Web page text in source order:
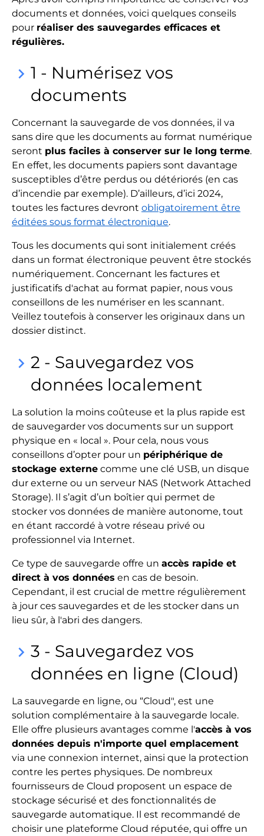
documents et données, voici quelques conseils
pour réaliser des sauvegardes efficaces et
régulières.
keyboard_arrow_right 1 - Numérisez vos
documents
Concernant la sauvegarde de vos données, il va
sans dire que les documents au format numérique
seront plus faciles à conserver sur le long terme.
En effet, les documents papiers sont davantage
susceptibles d’être perdus ou détériorés (en cas
d’incendie par exemple). D’ailleurs, d’ici 2024,
toutes les factures devront obligatoirement être
éditées sous format électronique.
Tous les documents qui sont initialement créés
dans un format électronique peuvent être stockés
numériquement. Concernant les factures et
justificatifs d'achat au format papier, nous vous
conseillons de les numériser en les scannant.
Veillez toutefois à conserver les originaux dans un
dossier distinct.
keyboard_arrow_right 2 - Sauvegardez vos
données localement
La solution la moins coûteuse et la plus rapide est
de sauvegarder vos documents sur un support
physique en « local ». Pour cela, nous vous
conseillons d’opter pour un périphérique de
stockage externe comme une clé USB, un disque
dur externe ou un serveur NAS (Network Attached
Storage). Il s’agit d’un boîtier qui permet de
stocker vos données de manière autonome, tout
en étant raccordé à votre réseau privé ou
professionnel via Internet.
Ce type de sauvegarde offre un accès rapide et
direct à vos données en cas de besoin.
Cependant, il est crucial de mettre régulièrement
à jour ces sauvegardes et de les stocker dans un
lieu sûr, à l'abri des dangers.
keyboard_arrow_right 3 - Sauvegardez vos
données en ligne (Cloud)
La sauvegarde en ligne, ou “Cloud", est une
solution complémentaire à la sauvegarde locale.
Elle offre plusieurs avantages comme l'accès à vos
données depuis n'importe quel emplacement
via une connexion internet, ainsi que la protection
contre les pertes physiques. De nombreux
fournisseurs de Cloud proposent un espace de
stockage sécurisé et des fonctionnalités de
sauvegarde automatique. Il est recommandé de
choisir une plateforme Cloud réputée, qui offre un